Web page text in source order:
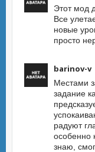
Этот мод
Все
новые
просто
barinov-v
Местами
задание
радуют
особенно
знаю,